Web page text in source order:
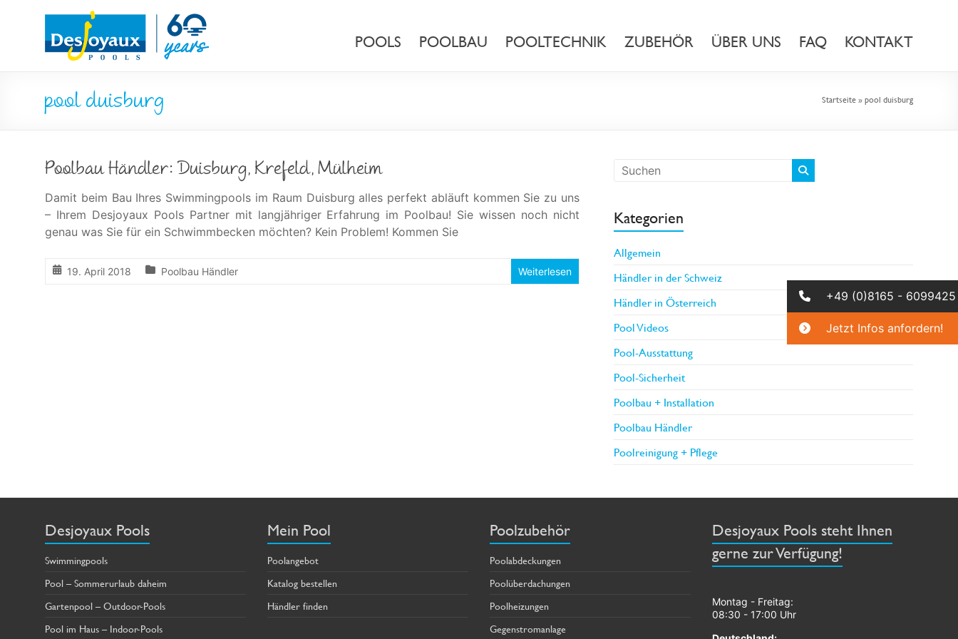
Pool
&
Poolbau
von
POOLS POOLBAU POOLTECHNIK ZUBEHÖR ÜBER UNS FAQ KONTAKT
pool duisburg Startseite»pool duisburg
Poolbau Händler: Duisburg, Krefeld, Mülheim
Damit beim Bau Ihres Swimmingpools im Raum Duisburg alles perfekt abläuft kommen Sie zu uns
– Ihrem Desjoyaux Pools Partner mit langjähriger Erfahrung im Poolbau! Sie wissen noch nicht
genau was Sie für ein Schwimmbecken möchten? Kein Problem! Kommen Sie
19. April 2018 Poolbau Händler Weiterlesen
Kategorien
Allgemein
Händler in der Schweiz
Händler in Österreich
Pool Videos
Pool-Ausstattung
Pool-Sicherheit
Poolbau + Installation
Poolbau Händler
Poolreinigung + Pflege
Desjoyaux Pools
Swimmingpools
Pool – Sommerurlaub daheim
Gartenpool – Outdoor-Pools
Pool im Haus – Indoor-Pools
Mein Pool
Poolangebot
Katalog bestellen
Händler finden
Poolzubehör
Poolabdeckungen
Poolüberdachungen
Poolheizungen
Gegenstromanlage
Desjoyaux Pools steht Ihnen
gerne zur Verfügung!
Montag - Freitag:
08:30 - 17:00 Uhr
+49 (0)8165 - 6099425
Jetzt Infos anfordern!